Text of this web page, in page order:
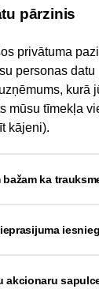
pārzinis
privātuma
personas
kurā
mūsu tīmekļa
kājeni).
ka
akcionaru